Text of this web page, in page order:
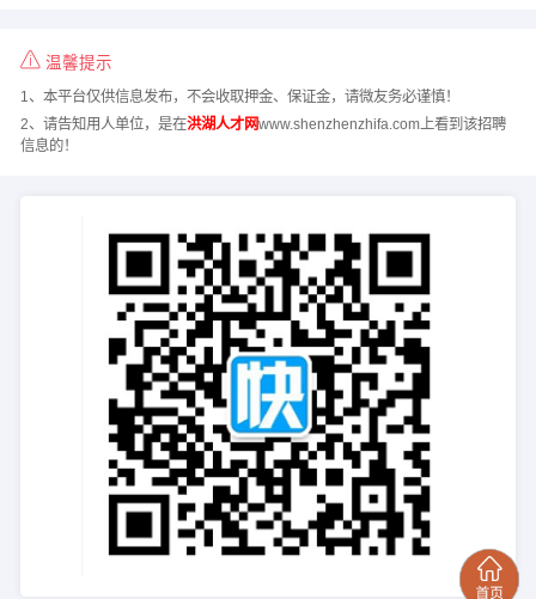
温馨提示
1、本平台仅供信息发布，不会收取押金、保证金，请微友务必谨慎！
2、请告知用人单位，是在洪湖人才网www.shenzhenzhifa.com上看到该招聘
信息的！